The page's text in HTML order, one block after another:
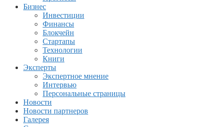
Бизнес
Инвестиции
Финансы
Блокчейн
Стартапы
Технологии
Книги
Эксперты
Экспертное мнение
Интервью
Персональные страницы
Новости
Новости партнеров
Галерея